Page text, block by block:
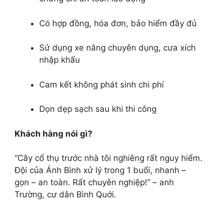
Có hợp đồng, hóa đơn, bảo hiểm đầy đủ
Sử dụng xe nâng chuyên dụng, cưa xích
nhập khẩu
Cam kết không phát sinh chi phí
Dọn dẹp sạch sau khi thi công
Khách hàng nói gì?
“Cây cổ thụ trước nhà tôi nghiêng rất nguy hiểm.
Đội của Ánh Bình xử lý trong 1 buổi, nhanh –
gọn – an toàn. Rất chuyên nghiệp!” – anh
Trường, cư dân Bình Quới.